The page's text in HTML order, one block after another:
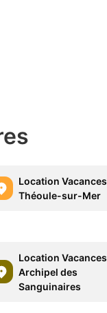
Location Vacances
Théoule-sur-Mer
Location Vacances
Archipel des
Sanguinaires